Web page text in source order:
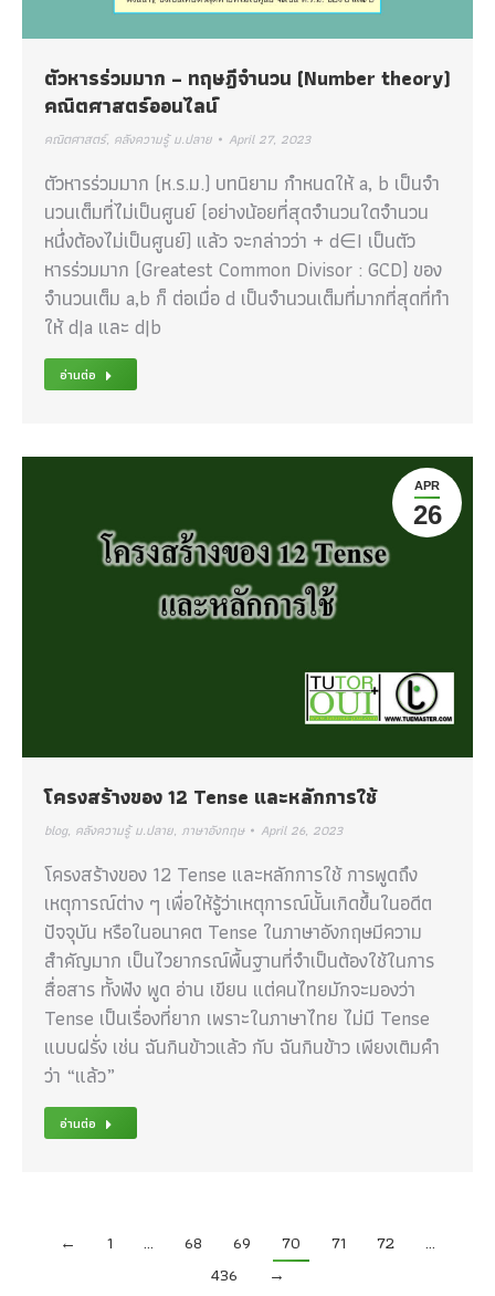
ตัวหารร่วมมาก – ทฤษฎีจำนวน (Number theory)
คณิตศาสตร์ออนไลน์
คณิตศาสตร์, คลังความรู้ ม.ปลาย April 27, 2023
ตัวหารร่วมมาก (ห.ร.ม.) บทนิยาม กําหนดให้ a, b เป็นจํา
นวนเต็มที่ไม่เป็นศูนย์ (อย่างน้อยที่สุดจํานวนใดจํานวน
หนึ่งต้องไม่เป็นศูนย์) แล้ว จะกล่าวว่า + d∈I เป็นตัว
หารร่วมมาก (Greatest Common Divisor : GCD) ของ
จํานวนเต็ม a,b ก็ ต่อเมื่อ d เป็นจํานวนเต็มที่มากที่สุดที่ทํา
ให้ d|a และ d|b
อ่านต่อ
APR
26
โครงสร้างของ 12 Tense และหลักการใช้
blog, คลังความรู้ ม.ปลาย, ภาษาอังกฤษ April 26, 2023
โครงสร้างของ 12 Tense และหลักการใช้ การพูดถึง
เหตุการณ์ต่าง ๆ เพื่อให้รู้ว่าเหตุการณ์นั้นเกิดขึ้นในอดีต
ปัจจุบัน หรือในอนาคต Tense ในภาษาอังกฤษมีความ
สำคัญมาก เป็นไวยากรณ์พื้นฐานที่จำเป็นต้องใช้ในการ
สื่อสาร ทั้งฟัง พูด อ่าน เขียน แต่คนไทยมักจะมองว่า
Tense เป็นเรื่องที่ยาก เพราะในภาษาไทย ไม่มี Tense
แบบฝรั่ง เช่น ฉันกินข้าวแล้ว กับ ฉันกินข้าว เพียงเติมคำ
ว่า “แล้ว”
อ่านต่อ
← 1 … 68 69 70 71 72
…
436
→